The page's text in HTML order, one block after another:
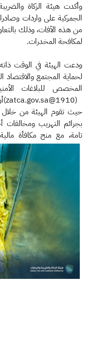
وأكدت هيئة الزكاة
الجمركية على واردات
من هذه الآفات، وذلك
لمكافحة المخدرات.
ودعت الهيئة في الوقت
لحماية المجتمع
حيث تقوم الهيئة من خلال
بجرائم التهريب
تامة، مع منح مكافأة